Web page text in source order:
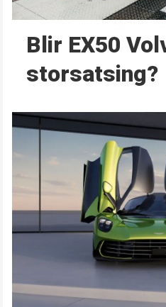
Blir EX50
storsatsing?